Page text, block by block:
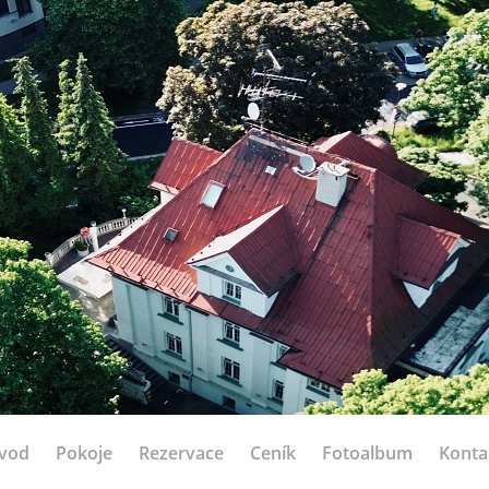
Pokoje Rezervace Ceník Fotoalbum